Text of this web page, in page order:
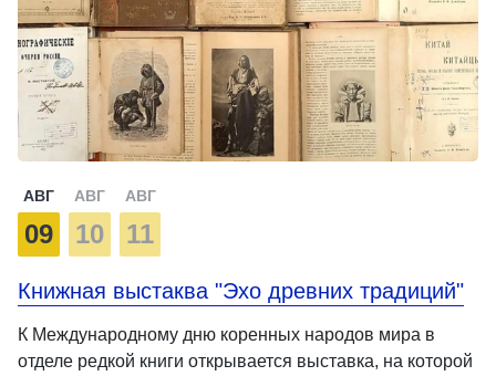
АВГ
09
АВГ
10
АВГ
11
Книжная выстаква "Эхо древних традиций"
К Международному дню коренных народов мира в
отделе редкой книги открывается выставка, на которой